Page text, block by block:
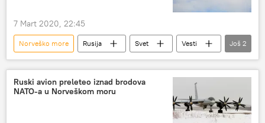
7 Mart 2020, 22:45
Norveško more Rusija Svet
Vesti
Tu-142
Atlantski okean
Još 2
Ruski avion preleteo iznad brodova
NATO-a u Norveškom moru